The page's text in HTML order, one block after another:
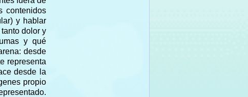
contenidos
y hablar
dolor y
y qué
desde
representa
desde la
propio